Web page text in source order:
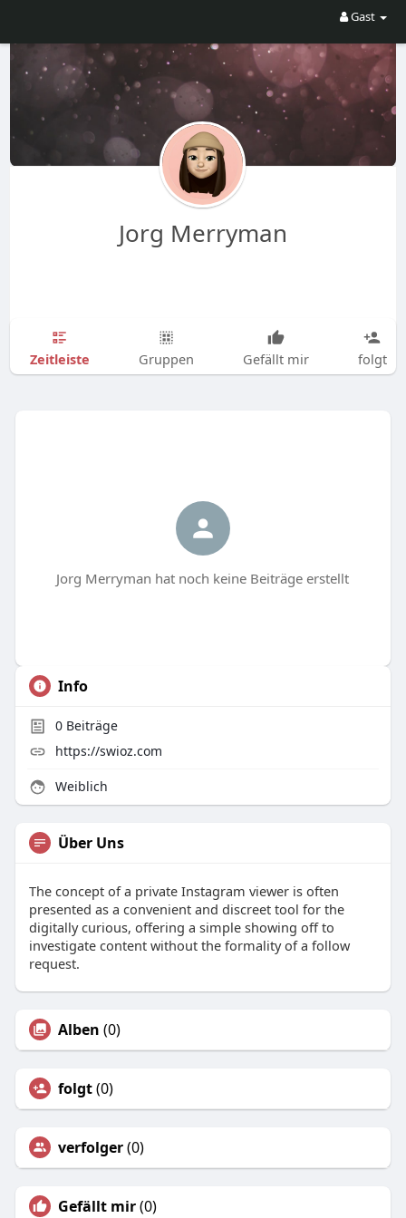
Gast
Jorg Merryman
Zeitleiste Gruppen Gefällt mir folgt
Jorg Merryman hat noch keine Beiträge erstellt
Info
0Beiträge
https://swioz.com
Weiblich
Über Uns
The concept of a private Instagram viewer is often
presented as a convenient and discreet tool for the
digitally curious, offering a simple showing off to
investigate content without the formality of a follow
request.
Alben (0)
folgt(0)
verfolger(0)
Gefällt mir(0)